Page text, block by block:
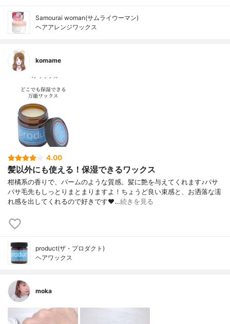
Samourai woman(サムライウーマン)
ヘアアレンジワックス
komame
4.00
髪以外にも使える！保湿できるワックス
柑橘系の香りで、バームのような質感。髪に艶を与えてくれます♪パサ
パサ毛先もしっとりまとまりますよ！ちょうど良い束感と、お洒落な濡
れ感を出してくれるので好きです❤…続きを見る
product(ザ・プロダクト)
ヘアワックス
moka